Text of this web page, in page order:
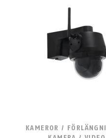
KAMEROR /